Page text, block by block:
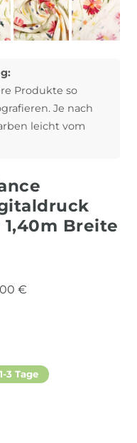
Produkte so
Je nach
leicht vom
Breite
€
3 Tage